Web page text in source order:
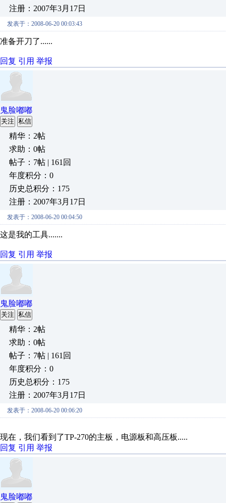
注册：2007年3月17日
发表于：2008-06-20 00:03:43
准备开刀了......
回复 引用 举报
鬼脸嘟嘟
关注 私信
精华：2帖
求助：0帖
帖子：7帖 | 161回
年度积分：0
历史总积分：175
注册：2007年3月17日
发表于：2008-06-20 00:04:50
这是我的工具.......
回复 引用 举报
鬼脸嘟嘟
关注 私信
精华：2帖
求助：0帖
帖子：7帖 | 161回
年度积分：0
历史总积分：175
注册：2007年3月17日
发表于：2008-06-20 00:06:20
现在，我们看到了TP-270的主板，电源板和高压板.....
回复 引用 举报
鬼脸嘟嘟